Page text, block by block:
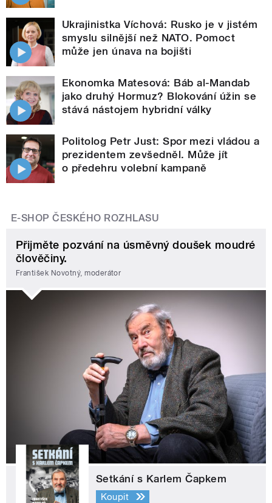
Ukrajinistka Víchová: Rusko je v jistém
smyslu silnější než NATO. Pomoct
může jen únava na bojišti
Ekonomka Matesová: Báb al-Mandab
jako druhý Hormuz? Blokování úžin se
stává nástojem hybridní války
Politolog Petr Just: Spor mezi vládou a
prezidentem zevšedněl. Může jít
o předehru volební kampaně
E-SHOP ČESKÉHO ROZHLASU
Přijměte pozvání na úsměvný doušek moudré
člověčiny.
František Novotný, moderátor
Setkání s Karlem Čapkem
Koupit